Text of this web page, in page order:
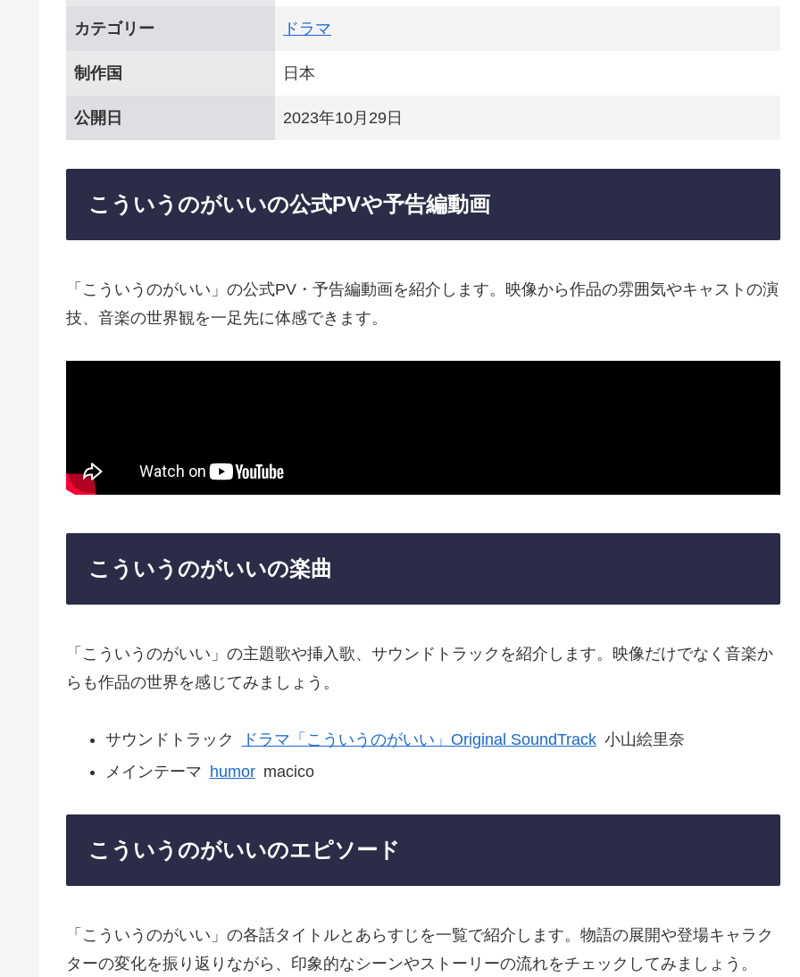
カテゴリー ドラマ
制作国 日本
公開日 2023年10月29日
こういうのがいいの公式PVや予告編動画
「こういうのがいい」の公式PV・予告編動画を紹介します。映像から作品の雰囲気やキャストの演
技、音楽の世界観を一足先に体感できます。
こういうのがいいの楽曲
「こういうのがいい」の主題歌や挿入歌、サウンドトラックを紹介します。映像だけでなく音楽か
らも作品の世界を感じてみましょう。
サウンドトラック ドラマ「こういうのがいい」Original SoundTrack 小山絵里奈
メインテーマ humor macico
こういうのがいいのエピソード
「こういうのがいい」の各話タイトルとあらすじを一覧で紹介します。物語の展開や登場キャラク
ターの変化を振り返りながら、印象的なシーンやストーリーの流れをチェックしてみましょう。